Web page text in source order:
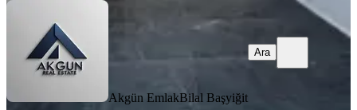
Akgün EmlakBilal Başyiğit
Ara